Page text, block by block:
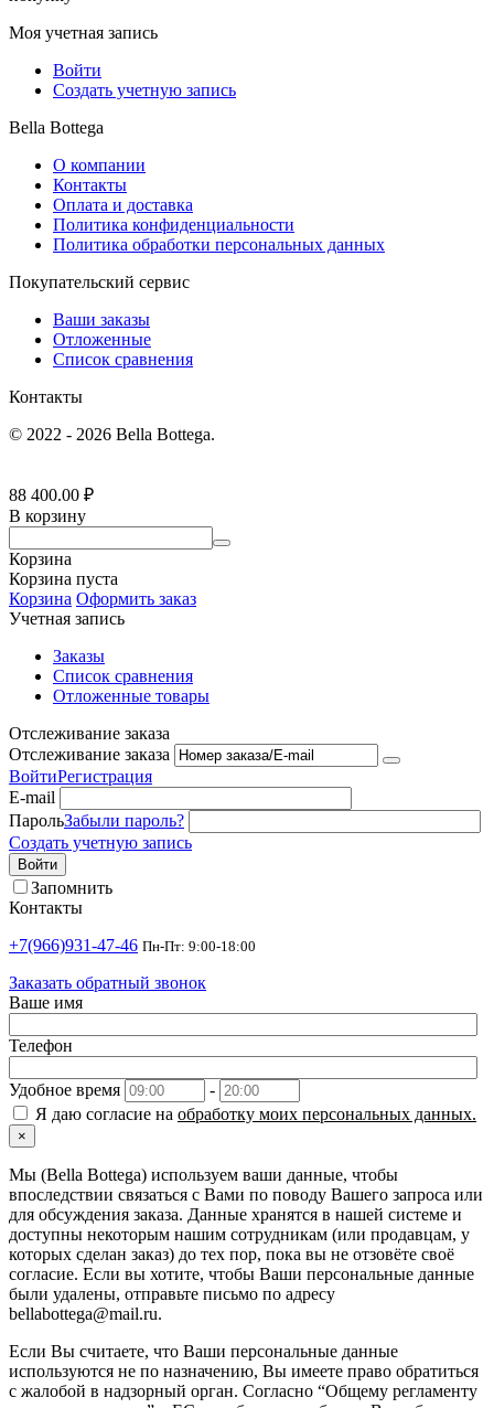
Моя учетная запись
Войти
Создать учетную запись
Bella Bottega
О компании
Контакты
Оплата и доставка
Политика конфиденциальности
Политика обработки персональных данных
Покупательский сервис
Ваши заказы
Отложенные
Список сравнения
Контакты
© 2022 - 2026 Bella Bottega.
88 400.00 ₽
В корзину
Корзина
Корзина пуста
Корзина Оформить заказ
Учетная запись
Заказы
Список сравнения
Отложенные товары
Отслеживание заказа
Отслеживание заказа
ВойтиРегистрация
E-mail
ПарольЗабыли пароль?
Создать учетную запись
Войти
Запомнить
Контакты
+7(966)931-47-46 Пн-Пт: 9:00-18:00
Заказать обратный звонок
Ваше имя
Телефон
Удобное время
-
Я даю согласие на обработку моих персональных данных.
×
Мы (Bella Bottega) используем ваши данные, чтобы
впоследствии связаться с Вами по поводу Вашего запроса или
для обсуждения заказа. Данные хранятся в нашей системе и
доступны некоторым нашим сотрудникам (или продавцам, у
которых сделан заказ) до тех пор, пока вы не отзовёте своё
согласие. Если вы хотите, чтобы Ваши персональные данные
были удалены, отправьте письмо по адресу
bellabottega@mail.ru.
Если Вы считаете, что Ваши персональные данные
используются не по назначению, Вы имеете право обратиться
с жалобой в надзорный орган. Согласно “Общему регламенту